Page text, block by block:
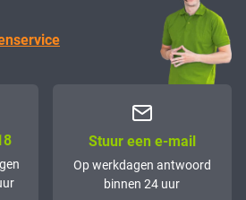
Stuur een e-mail
Op werkdagen antwoord
binnen 24 uur